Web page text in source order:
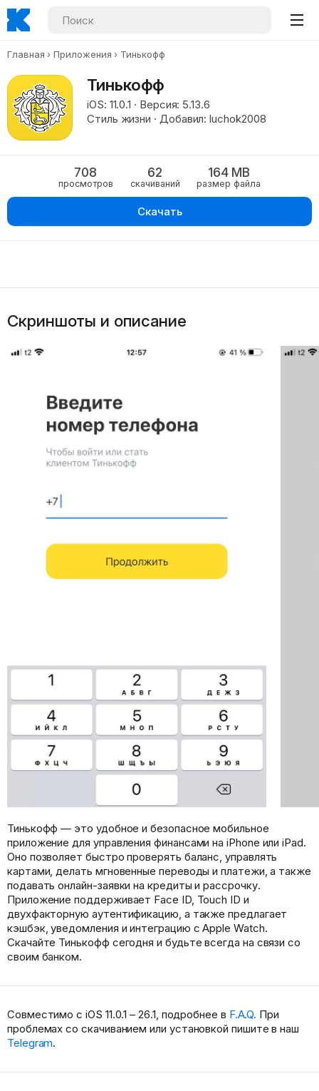
Главная Приложения Тинькофф
Тинькофф
iOS: 11.0.1 · Версия: 5.13.6
Стиль жизни · Добавил: luchok2008
708
просмотров
62
скачиваний
164 MB
размер файла
Скачать
Скриншоты и описание
Тинькофф — это удобное и безопасное мобильное
приложение для управления финансами на iPhone или iPad.
Оно позволяет быстро проверять баланс, управлять
картами, делать мгновенные переводы и платежи, а также
подавать онлайн-заявки на кредиты и рассрочку.
Приложение поддерживает Face ID, Touch ID и
двухфакторную аутентификацию, а также предлагает
кэшбэк, уведомления и интеграцию с Apple Watch.
Скачайте Тинькофф сегодня и будьте всегда на связи со
своим банком.
Совместимо с iOS 11.0.1 – 26.1, подробнее в F.A.Q. При
проблемах со скачиванием или установкой пишите в наш
Telegram.